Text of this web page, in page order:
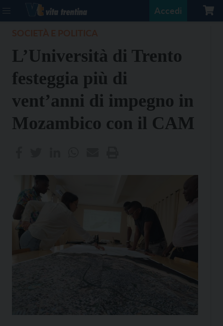
Accedi
L’Università di Trento
festeggia più di
vent’anni di impegno in
Mozambico con il CAM